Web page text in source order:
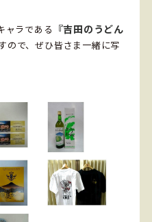
ャラである 『吉田のうどん
ので、ぜひ皆さま一緒に写